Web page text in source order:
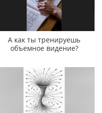
А как ты тренируешь
объемное видение?